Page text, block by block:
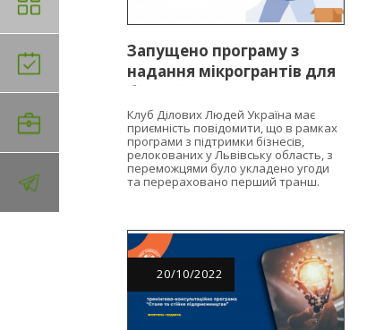
Запущено програму з
надання мікрогрантів для
бізнесів, релокованих у
Львівську область
Клуб Ділових Людей Україна має
приємність повідомити, що в рамках
програми з підтримки бізнесів,
релокованих у Львівську область, з
переможцями було укладено угоди
та перераховано перший транш.
20/10/2022